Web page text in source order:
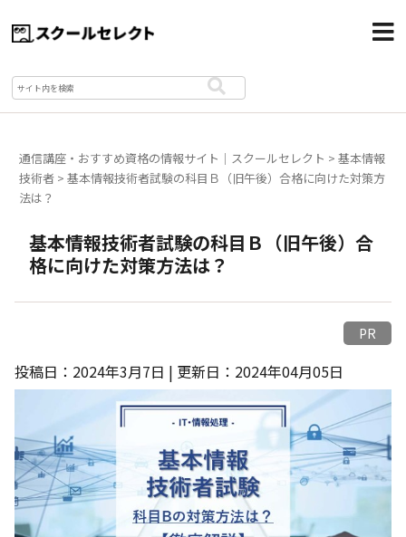
通信講座・おすすめ資格の情報サイト｜スクールセレクト >基本情報
技術者 >基本情報技術者試験の科目Ｂ（旧午後）合格に向けた対策方
法は？
基本情報技術者試験の科目Ｂ（旧午後）合
格に向けた対策方法は？
PR
投稿日：2024年3月7日 | 更新日：2024年04月05日